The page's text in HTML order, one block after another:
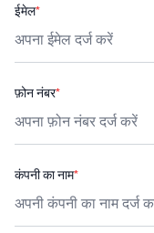
ईमेल*
फ़ोन नंबर*
कंपनी का नाम*